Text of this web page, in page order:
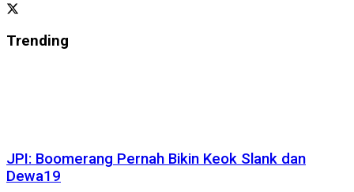
Trending
JPI: Boomerang Pernah Bikin Keok Slank dan
Dewa19